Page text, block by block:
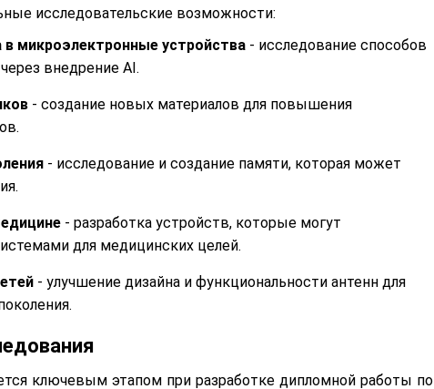
исследовательские возможности:
в микроэлектронные устройства - исследование способов
внедрение AI.
- создание новых материалов для повышения
- исследование и создание памяти, которая может
- разработка устройств, которые могут
для медицинских целей.
- улучшение дизайна и функциональности антенн для
ключевым этапом при разработке дипломной работы по